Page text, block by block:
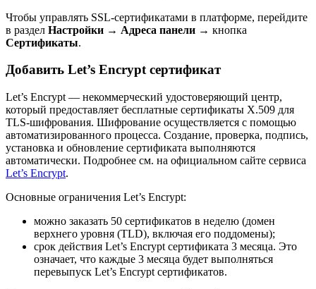
Чтобы управлять SSL-сертификатами в платформе, перейдите
в раздел Настройки → Адреса панели → кнопка
Сертификаты.
Добавить Let’s Encrypt сертификат
Let’s Encrypt — некоммерческий удостоверяющий центр,
который предоставляет бесплатные сертификаты X.509 для
TLS-шифрования. Шифрование осуществляется с помощью
автоматизированного процесса. Создание, проверка, подпись,
установка и обновление сертификата выполняются
автоматически. Подробнее см. на официальном сайте сервиса
Let’s Encrypt.
Основные ограничения Let’s Encrypt:
можно заказать 50 сертификатов в неделю (домен
верхнего уровня (TLD), включая его поддомены);
срок действия Let’s Encrypt сертификата 3 месяца. Это
означает, что каждые 3 месяца будет выполняться
перевыпуск Let’s Encrypt сертификатов.